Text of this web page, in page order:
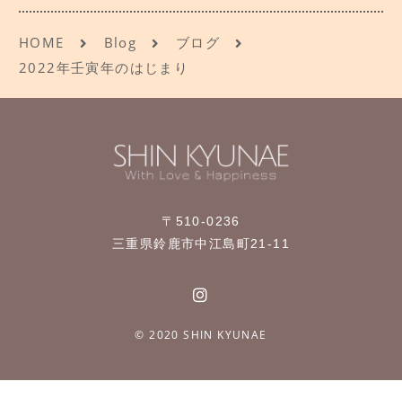
HOME Blog
ブログ
2022年壬寅年のはじまり
〒510-0236
三重県鈴鹿市中江島町21-11
© 2020 SHIN KYUNAE